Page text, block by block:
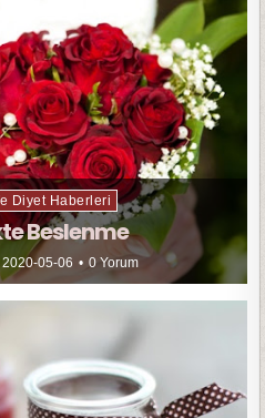
Diyet Haberleri
Beslenme
2020-05-06 0 Yorum